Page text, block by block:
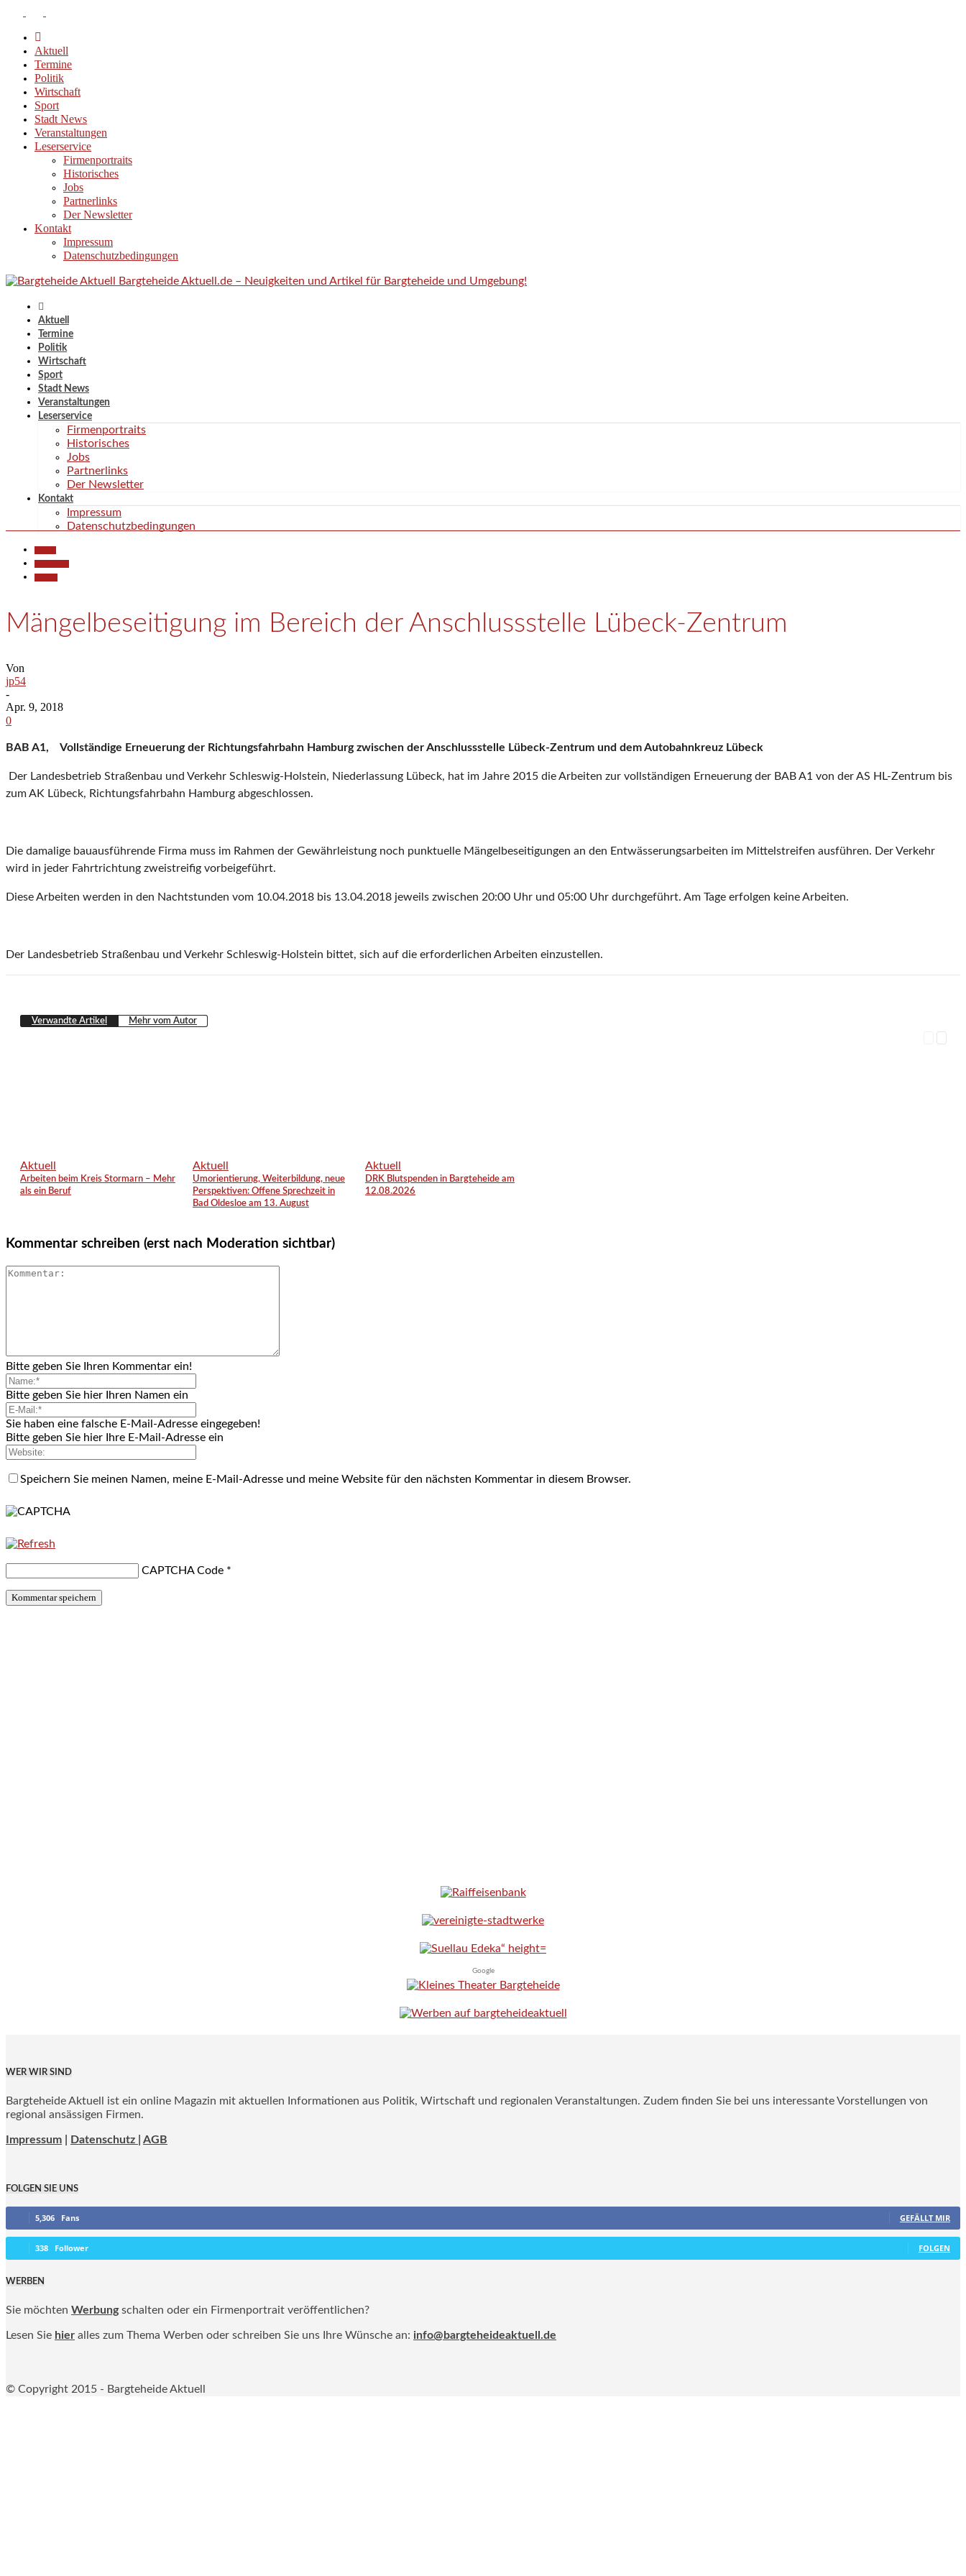
Aktuell
Termine
Politik
Wirtschaft
Sport
Stadt News
Veranstaltungen
Leserservice
Firmenportraits
Historisches
Jobs
Partnerlinks
Der Newsletter
Kontakt
Impressum
Datenschutzbedingungen
Bargteheide Aktuell.de – Neuigkeiten und Artikel für Bargteheide und Umgebung!
Aktuell
Termine
Politik
Wirtschaft
Sport
Stadt News
Veranstaltungen
Leserservice
Firmenportraits
Historisches
Jobs
Partnerlinks
Der Newsletter
Kontakt
Impressum
Datenschutzbedingungen
Mängelbeseitigung im Bereich der Anschlussstelle Lübeck-Zentrum
Von
jp54
-
Apr. 9, 2018
0
BAB A1, Vollständige Erneuerung der Richtungsfahrbahn Hamburg zwischen der Anschlussstelle Lübeck-Zentrum und dem Autobahnkreuz Lübeck
Der Landesbetrieb Straßenbau und Verkehr Schleswig-Holstein, Niederlassung Lübeck, hat im Jahre 2015 die Arbeiten zur vollständigen Erneuerung der BAB A1 von der AS HL-Zentrum bis
zum AK Lübeck, Richtungsfahrbahn Hamburg abgeschlossen.
Die damalige bauausführende Firma muss im Rahmen der Gewährleistung noch punktuelle Mängelbeseitigungen an den Entwässerungsarbeiten im Mittelstreifen ausführen. Der Verkehr
wird in jeder Fahrtrichtung zweistreifig vorbeigeführt.
Diese Arbeiten werden in den Nachtstunden vom 10.04.2018 bis 13.04.2018 jeweils zwischen 20:00 Uhr und 05:00 Uhr durchgeführt. Am Tage erfolgen keine Arbeiten.
Der Landesbetrieb Straßenbau und Verkehr Schleswig-Holstein bittet, sich auf die erforderlichen Arbeiten einzustellen.
Verwandte Artikel Mehr vom Autor
Aktuell
Arbeiten beim Kreis Stormarn – Mehr
als ein Beruf
Aktuell
Umorientierung, Weiterbildung, neue
Perspektiven: Offene Sprechzeit in
Bad Oldesloe am 13. August
Aktuell
DRK Blutspenden in Bargteheide am
12.08.2026
Kommentar schreiben (erst nach Moderation sichtbar)
Bitte geben Sie Ihren Kommentar ein!
Bitte geben Sie hier Ihren Namen ein
Sie haben eine falsche E-Mail-Adresse eingegeben!
Bitte geben Sie hier Ihre E-Mail-Adresse ein
Speichern Sie meinen Namen, meine E-Mail-Adresse und meine Website für den nächsten Kommentar in diesem Browser.
CAPTCHA Code *
Google
WER WIR SIND
Bargteheide Aktuell ist ein online Magazin mit aktuellen Informationen aus Politik, Wirtschaft und regionalen Veranstaltungen. Zudem finden Sie bei uns interessante Vorstellungen von
regional ansässigen Firmen.
Impressum Datenschutz | AGB
FOLGEN SIE UNS
5,306 Fans GEFÄLLT MIR
338 Follower FOLGEN
WERBEN
Sie möchten Werbung schalten oder ein Firmenportrait veröffentlichen?
Lesen Sie hier alles zum Thema Werben oder schreiben Sie uns Ihre Wünsche an: info@bargteheideaktuell.de
© Copyright 2015 - Bargteheide Aktuell